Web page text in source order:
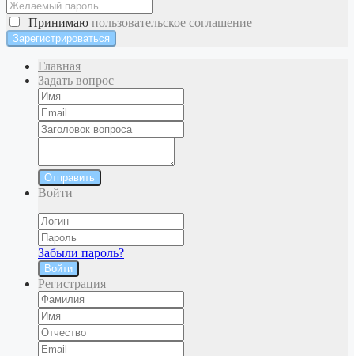
Принимаю пользовательское соглашение
Главная
Задать вопрос
Отправить
Войти
Забыли пароль?
Войти
Регистрация